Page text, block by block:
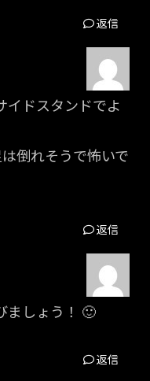
返信
ドスタンドでよ
倒れそうで怖いで
返信
ましょう！ 🙂
返信